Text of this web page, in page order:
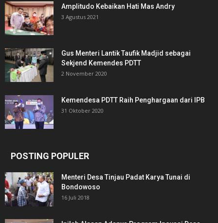
Amplitudo Kebaikan Hati Mas Andry
3 Agustus 2021
Gus Menteri Lantik Taufik Madjid sebagai
Sekjend Kemendes PDTT
2 November 2020
Kemendesa PDTT Raih Penghargaan dari IPB
31 Oktober 2020
POSTING POPULER
Menteri Desa Tinjau Padat Karya Tunai di
Bondowoso
16 Juli 2018